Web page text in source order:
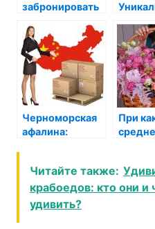
забронировать
Жизни
Черноморская
афалина:
выбирает
Чёрное море?
При
Читайте также:
крабоедов: кто они и
удивить?